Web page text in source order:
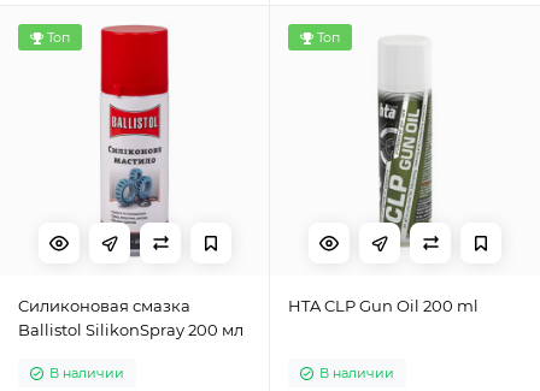
Топ
Cиликоновая смазка
Ballistol SilikonSpray 200 мл
В наличии
Топ
HTA CLP Gun Oil 200 ml
В наличии